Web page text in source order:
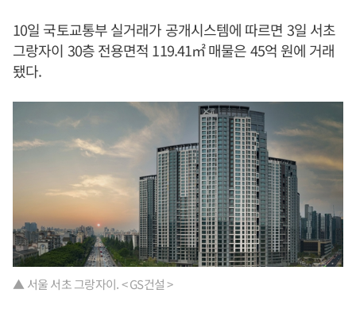
10일 국토교통부 실거래가 공개시스템에 따르면 3일 서초
그랑자이 30층 전용면적 119.41㎡ 매물은 45억 원에 거래
됐다.
▲ 서울 서초 그랑자이. < GS건설 >